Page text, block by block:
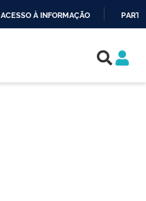
ACESSO À INFORMAÇÃO